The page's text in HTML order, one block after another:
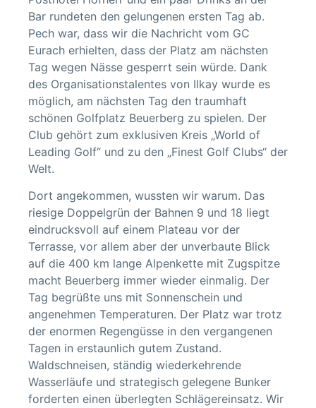
Bar rundeten den gelungenen ersten Tag ab.
Pech war, dass wir die Nachricht vom GC
Eurach erhielten, dass der Platz am nächsten
Tag wegen Nässe gesperrt sein würde. Dank
des Organisationstalentes von Ilkay wurde es
möglich, am nächsten Tag den traumhaft
schönen Golfplatz Beuerberg zu spielen. Der
Club gehört zum exklusiven Kreis „World of
Leading Golf“ und zu den „Finest Golf Clubs“ der
Welt.
Dort angekommen, wussten wir warum. Das
riesige Doppelgrün der Bahnen 9 und 18 liegt
eindrucksvoll auf einem Plateau vor der
Terrasse, vor allem aber der unverbaute Blick
auf die 400 km lange Alpenkette mit Zugspitze
macht Beuerberg immer wieder einmalig. Der
Tag begrüßte uns mit Sonnenschein und
angenehmen Temperaturen. Der Platz war trotz
der enormen Regengüsse in den vergangenen
Tagen in erstaunlich gutem Zustand.
Waldschneisen, ständig wiederkehrende
Wasserläufe und strategisch gelegene Bunker
forderten einen überlegten Schlägereinsatz. Wir